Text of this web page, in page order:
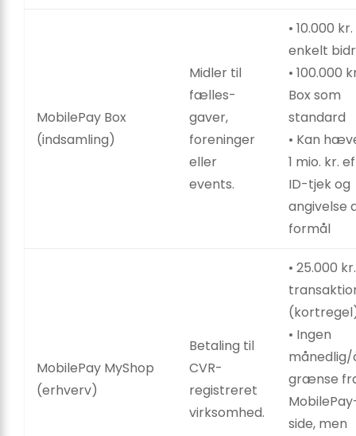
MobilePay Box
(indsamling)
Midler til
fælles­
gaver,
foreninger
eller
events.
• 10.000
enkelt
• 100.000
Box som
standard
• Kan
1 mio. kr.
ID-tjek og
angivelse
formål
MobilePay MyShop
(erhverv)
Betaling til
CVR-
registreret
virksomhed.
• 25.000
• Ingen
månedlig/
grænse
side, men